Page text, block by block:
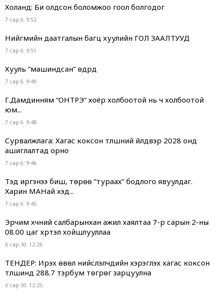
Холанд: Би олдсон боломжоо гоол болгодог
7 сар 6. 9:52
Нийгмийн даатгалын багц хуулийн ГОЛ ЗААЛТУУД
7 сар 6. 9:51
Хууль “машиндсан” өдрүүд
7 сар 6. 9:49
Г.Дамдинням “ОНТРЭ“ хоёр холбоотой нь ч холбоотой
юм...
7 сар 6. 9:48
Сурвалжлага: Хагас коксон түлшний үйлдвэр 2028 онд
ашиглалтад орно
7 сар 6. 9:46
Тэд иргэнээ биш, төрөө “тураах” бодлого явуулдаг.
Харин МАНай хэд...
7 сар 6. 9:45
Эрчим хүчний салбарынхан ажил хаялтаа 7-р сарын 2-ны
08.00 цаг хүртэл хойшлууллаа
6 сар 30. 12:26
ТЕНДЕР: Ирэх өвөл нийслэлчүүдийн хэрэглэх хагас коксон
түлшинд 288.7 тэрбум төгрөг зарцуулна
6 сар 30. 12:25